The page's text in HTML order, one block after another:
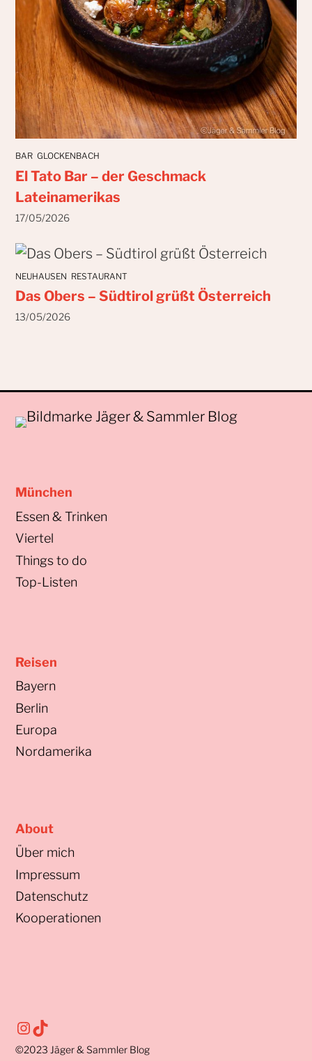
BAR GLOCKENBACH
El Tato Bar – der Geschmack
Lateinamerikas
17/05/2026
NEUHAUSEN RESTAURANT
Das Obers – Südtirol grüßt Österreich
13/05/2026
München
Essen & Trinken
Viertel
Things to do
Top-Listen
Reisen
Bayern
Berlin
Europa
Nordamerika
About
Über mich
Impressum
Datenschutz
Kooperationen
Instagram
TikTok
©2023 Jäger & Sammler Blog